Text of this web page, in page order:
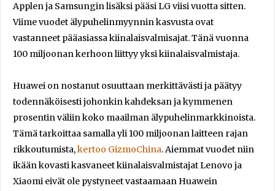
Applen ja Samsungin lisäksi pääsi LG viisi vuotta sitten.
Viime vuodet älypuhelinmyynnin kasvusta ovat
vastanneet pääasiassa kiinalaisvalmisajat. Tänä vuonna
100 miljoonan kerhoon liittyy yksi kiinalaisvalmistaja.
Huawei on nostanut osuuttaan merkittävästi ja päätyy
todennäköisesti johonkin kahdeksan ja kymmenen
prosentin väliin koko maailman älypuhelinmarkkinoista.
Tämä tarkoittaa samalla yli 100 miljoonan laitteen rajan
rikkoutumista,kertoo GizmoChina. Aiemmat vuodet niin
ikään kovasti kasvaneet kiinalaisvalmistajat Lenovo ja
Xiaomi eivät ole pystyneet vastaamaan Huawein